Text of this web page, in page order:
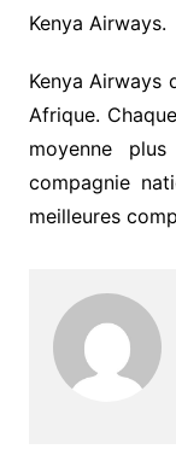
Kenya Airways.
Kenya Airways
Afrique.
moyenne
compagnie
meilleures